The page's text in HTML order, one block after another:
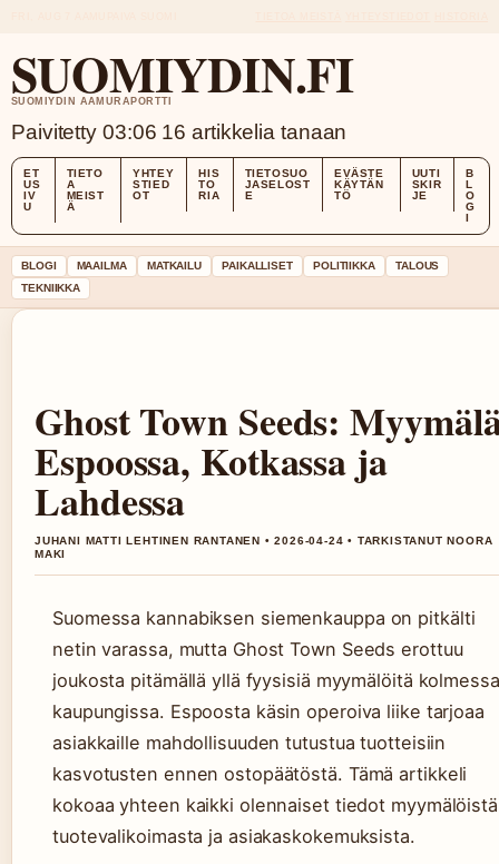
SUOMIYDIN.FI
SUOMIYDIN AAMURAPORTTI
Paivitetty 03:06 16 artikkelia tanaan
ET
US
IV
U
TIETO
A
MEIST
Ä
YHTEY
STIED
OT
HIS
TO
RIA
TIETOSUO
JASELOST
E
EVÄSTE
KÄYTÄN
TÖ
UUTI
SKIR
JE
B
L
O
G
I
BLOGI MAAILMA MATKAILU PAIKALLISET POLITIIKKA
TALOUS
TEKNIIKKA
Ghost Town Seeds:
Espoossa, Kotkassa ja
Lahdessa
JUHANI MATTI LEHTINEN RANTANEN • 2026-04-24 • TARKISTANUT NOORA
MAKI
Suomessa kannabiksen siemenkauppa on pitkälti
netin varassa, mutta Ghost Town Seeds erottuu
joukosta pitämällä yllä fyysisiä myymälöitä kolmessa
kaupungissa. Espoosta käsin operoiva liike tarjoaa
asiakkaille mahdollisuuden tutustua tuotteisiin
kasvotusten ennen ostopäätöstä. Tämä artikkeli
kokoaa yhteen kaikki olennaiset tiedot
tuotevalikoimasta ja asiakaskokemuksista.